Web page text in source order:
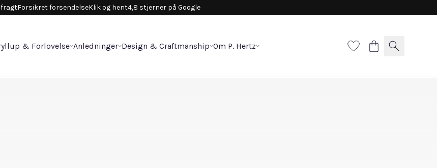
fragtForsikret forsendelseKlik og hent4,8 stjerner på Google
& Forlovelse Anledninger Design & Craftmanship Om P. Hertz